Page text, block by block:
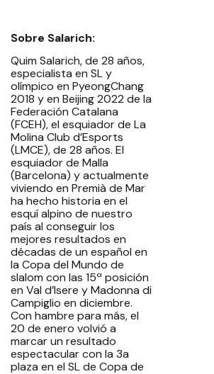
Sobre Salarich:
Quim Salarich, de 28 años,
especialista en SL y
olímpico en PyeongChang
2018 y en Beijing 2022 de la
Federación Catalana
(FCEH), el esquiador de La
Molina Club d’Esports
(LMCE), de 28 años. El
esquiador de Malla
(Barcelona) y actualmente
viviendo en Premià de Mar
ha hecho historia en el
esquí alpino de nuestro
país al conseguir los
mejores resultados en
décadas de un español en
la Copa del Mundo de
slalom con las 15ª posición
en Val d’Isere y Madonna di
Campiglio en diciembre.
Con hambre para más, el
20 de enero volvió a
marcar un resultado
espectacular con la 3a
plaza en el SL de Copa de